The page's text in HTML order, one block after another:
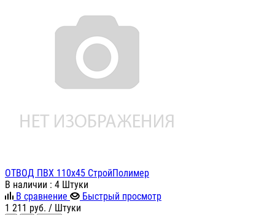
ОТВОД ПВХ 110х45 СтройПолимер
В наличии : 4 Штуки
В сравнение
Быстрый просмотр
1 211 руб. / Штуки